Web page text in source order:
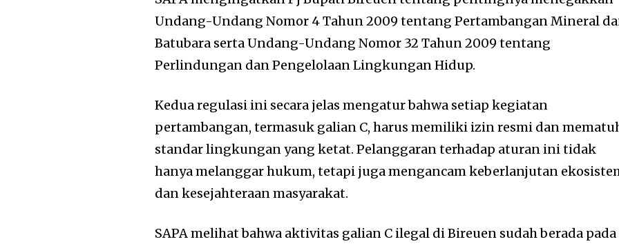
Undang-Undang Nomor 4 Tahun 2009 tentang Pertambangan Mineral
Batubara serta Undang-Undang Nomor 32 Tahun 2009 tentang
Perlindungan dan Pengelolaan Lingkungan Hidup.
Kedua regulasi ini secara jelas mengatur bahwa setiap kegiatan
pertambangan, termasuk galian C, harus memiliki izin resmi dan
standar lingkungan yang ketat. Pelanggaran terhadap aturan ini tidak
hanya melanggar hukum, tetapi juga mengancam keberlanjutan
dan kesejahteraan masyarakat.
SAPA melihat bahwa aktivitas galian C ilegal di Bireuen sudah berada pada